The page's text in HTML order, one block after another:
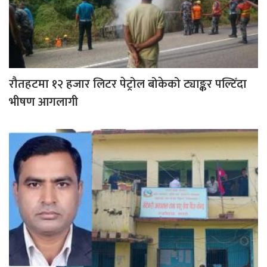
रौतहटमा १२ हजार लिटर पेट्रोल बोकेको ट्याङ्कर पल्टिँदा
भीषण आगलागी